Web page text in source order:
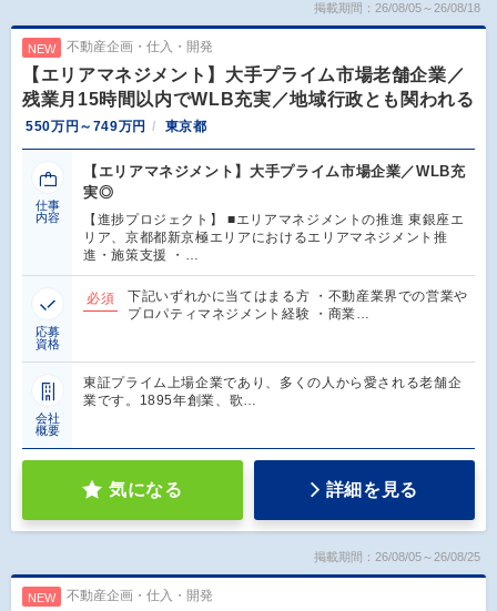
掲載期間：26/08/05～26/08/18
NEW 不動産企画・仕入・開発
【エリアマネジメント】大手プライム市場老舗企業／
残業月15時間以内でWLB充実／地域行政とも関われる
550万円～749万円 東京都
仕事
内容
【エリアマネジメント】大手プライム市場企業／WLB充
実◎
【進捗プロジェクト】 ■エリアマネジメントの推進 東銀座エ
リア、京都都新京極エリアにおけるエリアマネジメント推
進・施策支援 ・…
応募
資格
必須
下記いずれかに当てはまる方 ・不動産業界での営業や
プロパティマネジメント経験 ・商業…
会社
概要
東証プライム上場企業であり、多くの人から愛される老舗企
業です。1895年創業、歌…
気になる 詳細を見る
掲載期間：26/08/05～26/08/25
NEW 不動産企画・仕入・開発